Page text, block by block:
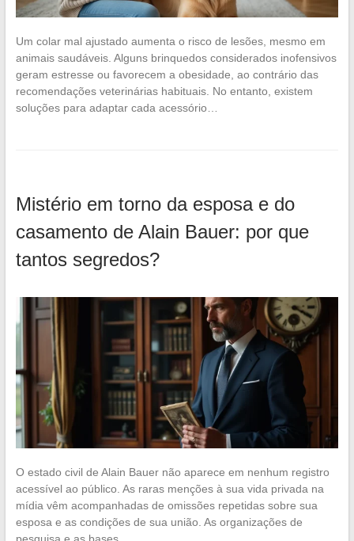
Um colar mal ajustado aumenta o risco de lesões, mesmo em
animais saudáveis. Alguns brinquedos considerados inofensivos
geram estresse ou favorecem a obesidade, ao contrário das
recomendações veterinárias habituais. No entanto, existem
soluções para adaptar cada acessório…
Mistério em torno da esposa e do
casamento de Alain Bauer: por que
tantos segredos?
O estado civil de Alain Bauer não aparece em nenhum registro
acessível ao público. As raras menções à sua vida privada na
mídia vêm acompanhadas de omissões repetidas sobre sua
esposa e as condições de sua união. As organizações de